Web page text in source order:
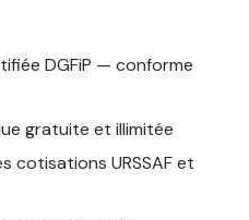
DGFiP — conforme
gratuite et illimitée
cotisations URSSAF et